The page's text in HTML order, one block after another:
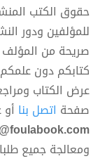
حقوق الكتب
للمؤلفين ودور
صريحة من المؤلف
كتابكم دون علمكم
عرض الكتاب
صفحة اتصل بنا أو
ومعالجة جميع